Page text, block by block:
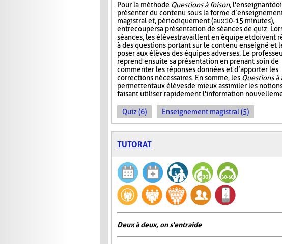
Pour la méthode Questions à foison, l'enseignant
présenter du contenu sous la forme
magistral et, périodiquement (aux 10-15 minutes),
entrecouper sa présentation de séances de quiz.
séances, les élèves travaillent en équipe et doivent
à des questions portant sur le contenu enseigné et
poser aux élèves des équipes adverses. Le
reprend ensuite sa présentation en prenant soin de
commenter les réponses données et d’apporter les
corrections nécessaires. En somme, les Questions à
permettent aux élèves de mieux assimiler les
faisant utiliser rapidement l'information
Quiz (6) Enseignement magistral (5)
TUTORAT
Deux à deux, on s'entraide